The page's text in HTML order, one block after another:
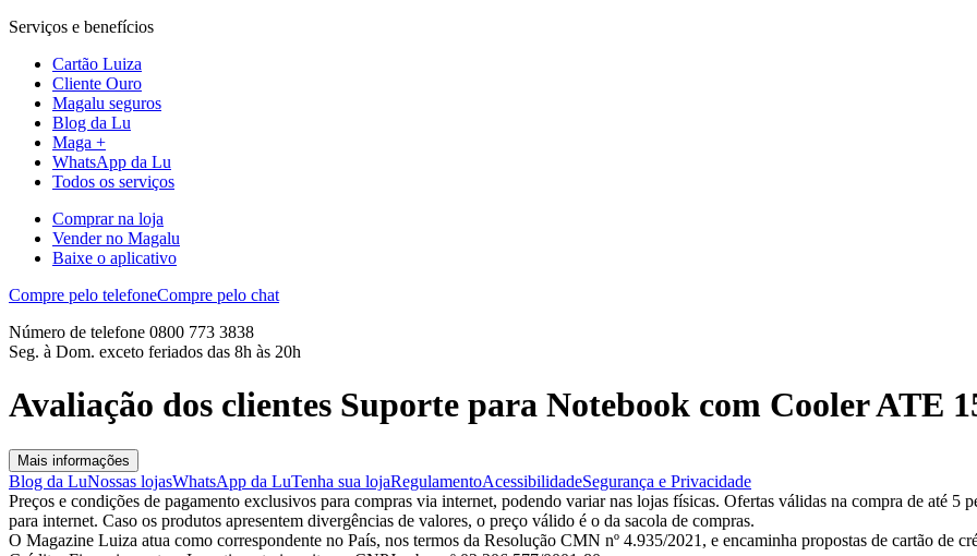
Serviços e benefícios
Cartão Luiza
Cliente Ouro
Magalu seguros
Blog da Lu
Maga +
WhatsApp da Lu
Todos os serviços
Comprar na loja
Vender no Magalu
Baixe o aplicativo
Compre pelo telefoneCompre pelo chat
Número de telefone 0800 773 3838
Seg. à Dom. exceto feriados das 8h às 20h
Avaliação dos clientes Suporte para Notebook com Cooler ATE
Mais informações
Blog da LuNossas lojasWhatsApp da LuTenha sua lojaRegulamentoAcessibilidadeSegurança e Privacidade
Preços e condições de pagamento exclusivos para compras via internet, podendo variar nas lojas físicas. Ofertas válidas na compra de até 5
para internet. Caso os produtos apresentem divergências de valores, o preço válido é o da sacola de compras.
O Magazine Luiza atua como correspondente no País, nos termos da Resolução CMN nº 4.935/2021, e encaminha propostas de cartão de